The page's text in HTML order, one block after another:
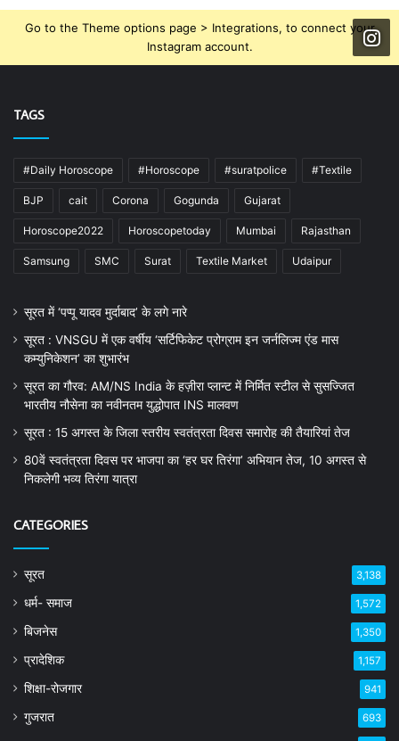
Go to the Theme options page > Integrations, to connect your
Instagram account.
TAGS
#Daily Horoscope #Horoscope #suratpolice #Textile
BJP cait Corona Gogunda Gujarat
Horoscope2022 Horoscopetoday Mumbai Rajasthan
Samsung SMC Surat Textile Market Udaipur
सूरत में ‘पप्पू यादव मुर्दाबाद’ के लगे नारे
सूरत : VNSGU में एक वर्षीय ‘सर्टिफिकेट प्रोग्राम इन जर्नलिज्म एंड मास
कम्युनिकेशन’ का शुभारंभ
सूरत का गौरव: AM/NS India के हज़ीरा प्लान्ट में निर्मित स्टील से सुसज्जित
भारतीय नौसेना का नवीनतम युद्धोपात INS मालवण
सूरत : 15 अगस्त के जिला स्तरीय स्वतंत्रता दिवस समारोह की तैयारियां तेज
80वें स्वतंत्रता दिवस पर भाजपा का ‘हर घर तिरंगा’ अभियान तेज, 10 अगस्त से
निकलेगी भव्य तिरंगा यात्रा
CATEGORIES
सूरत 3,138
धर्म- समाज 1,572
बिजनेस 1,350
प्रादेशिक 1,157
शिक्षा-रोजगार 941
गुजरात 693